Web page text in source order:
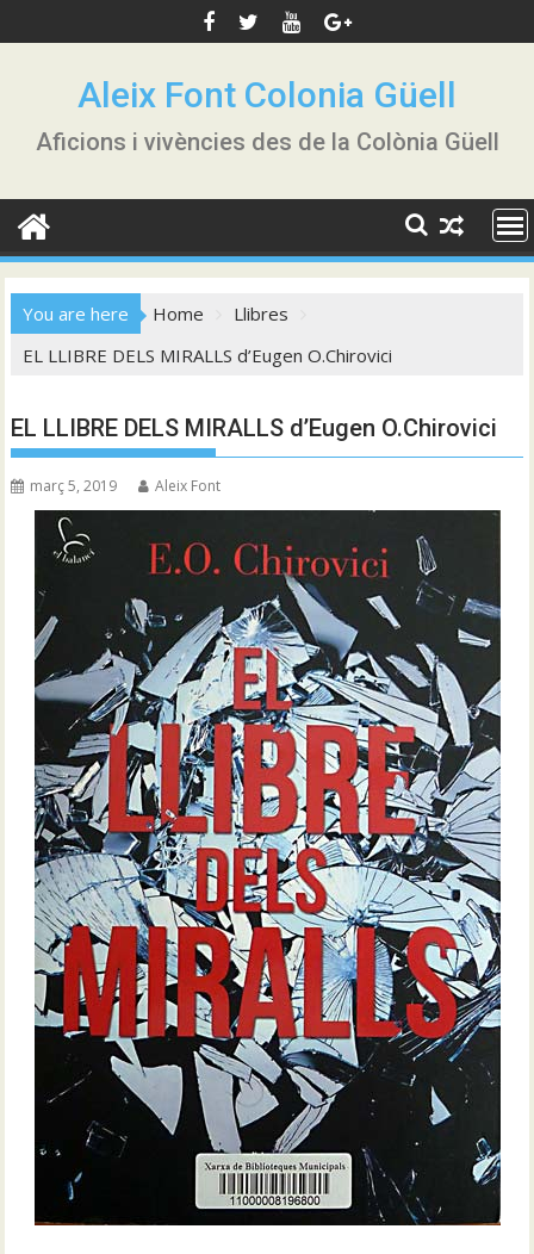
to
Aleix Font Colonia Güell
Aficions i vivències des de la Colònia Güell
You are here Home
Llibres
EL LLIBRE DELS MIRALLS d’Eugen O.Chirovici
EL LLIBRE DELS MIRALLS d’Eugen O.Chirovici
març 5, 2019 Aleix Font